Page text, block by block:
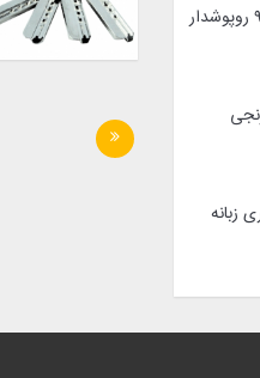
قفل کتابی برنجی ۹۵۰ روپوشدار
زبانه